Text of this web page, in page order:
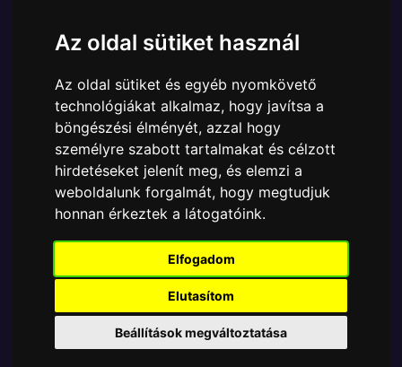
Az oldal sütiket használ
Az oldal sütiket és egyéb nyomkövető
technológiákat alkalmaz, hogy javítsa a
böngészési élményét, azzal hogy
személyre szabott tartalmakat és célzott
hirdetéseket jelenít meg, és elemzi a
weboldalunk forgalmát, hogy megtudjuk
honnan érkeztek a látogatóink.
Elfogadom
Elutasítom
Beállítások megváltoztatása
Ára:5480 Ft
A Funko POP - Harry Potter egyik népszerű terméke
a Funko POP - Harry Potter - Harry Potter Dobby
Snapping His Fingers figura, amely ablakos
csomagolásban azaz - POP In a Box - várja új
gazdáját.
A termék sajnos nem elérhető, nézd meg
MÁSOK MIT VESZNEK
Tetszik? Osszd meg másokkal!